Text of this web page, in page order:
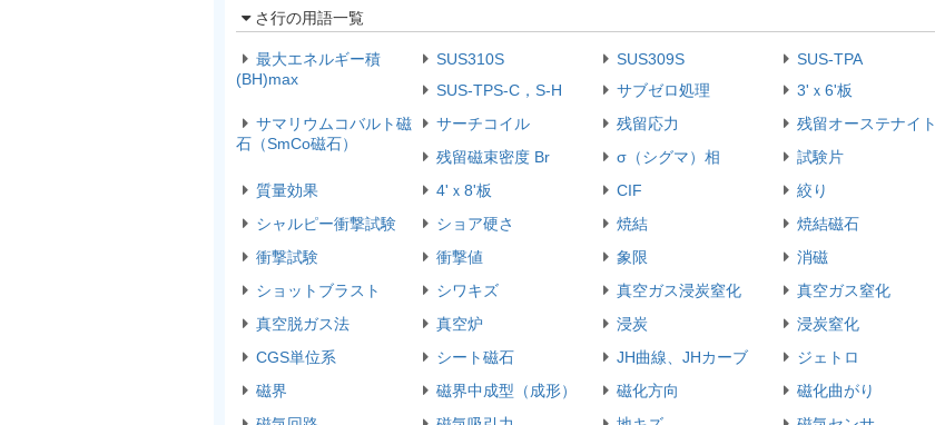
さ行の用語一覧
最大エネルギー積
(BH)max
SUS310S SUS309S
SUS-TPA
SUS-TPS-C，S-H
サブゼロ処理
3'ｘ6'板
サマリウムコバルト磁
石（SmCo磁石）
サーチコイル 残留応力
残留オーステナイト
残留磁束密度 Br
σ（シグマ）相
試験片
質量効果
4'ｘ8'板 CIF
絞り
シャルピー衝撃試験
ショア硬さ 焼結
焼結磁石
衝撃試験
衝撃値 象限
消磁
ショットブラスト
シワキズ 真空ガス浸炭窒化
真空ガス窒化
真空脱ガス法
真空炉 浸炭
浸炭窒化
CGS単位系
シート磁石 JH曲線、JHカーブ
ジェトロ
磁界
磁界中成型（成形） 磁化方向
磁化曲がり